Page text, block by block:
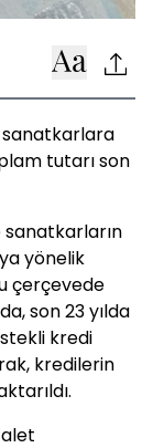
sanatkarlara
tutarı son
sanatkarların
yönelik
çerçevede
son 23 yılda
kredi
kredilerin